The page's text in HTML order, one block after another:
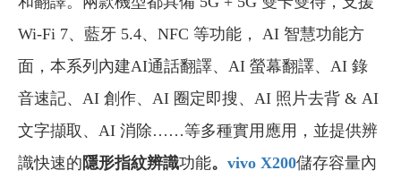
Wi-Fi 7、藍牙 5.4、NFC 等功能， AI 智慧功能方
面，本系列內建AI通話翻譯、AI 螢幕翻譯、AI 錄
音速記、AI 創作、AI 圈定即搜、AI 照片去背 & AI
文字擷取、AI 消除……等多種實用應用，並提供辨
識快速的隱形指紋辨識功能。 vivo X200儲存容量內